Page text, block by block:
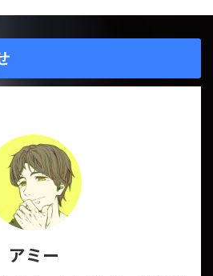
アミー